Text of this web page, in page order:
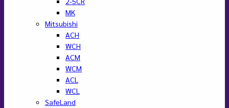
MK
Mitsubishi
ACH
WCH
ACM
WCM
ACL
WCL
SafeLand